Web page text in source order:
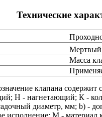
Технические
Мертвый
Масса
клапана содержит
Н - нагнетающий; К -
диаметр, мм; b) -